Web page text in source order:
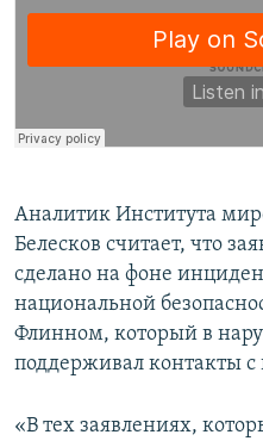
Аналитик Института
Белесков считает, что
сделано на фоне
национальной
Флинном, который в
поддерживал контакты
«В тех заявлениях,